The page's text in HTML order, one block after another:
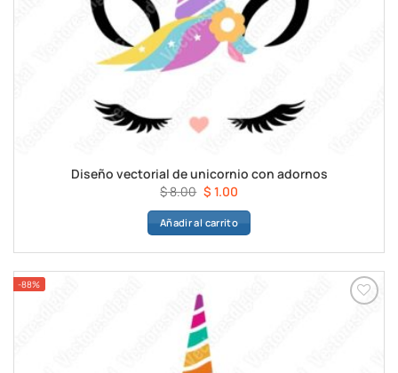
Diseño vectorial de unicornio con adornos
$8.00 El
precio
original
$ 8.00.
$ 1.00El
precio
actual
$ 1.00.
Añadir al carrito
-88%